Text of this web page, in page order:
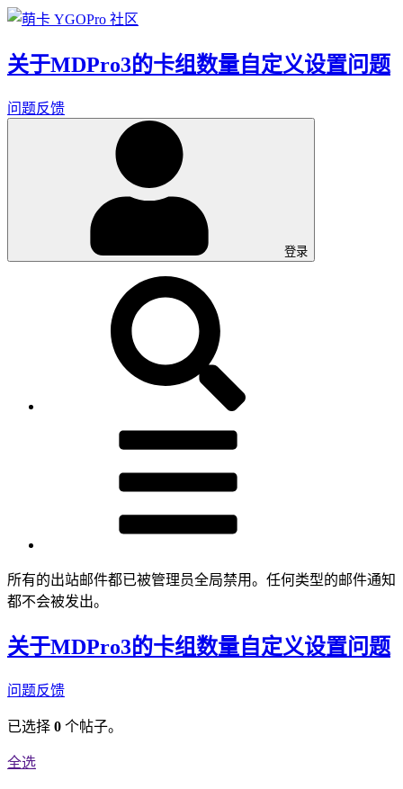
关于MDPro3的卡组数量自定义设置问题
问题反馈
登录
所有的出站邮件都已被管理员全局禁用。任何类型的邮件通知
都不会被发出。
关于MDPro3的卡组数量自定义设置问题
问题反馈
已选择 0 个帖子。
全选